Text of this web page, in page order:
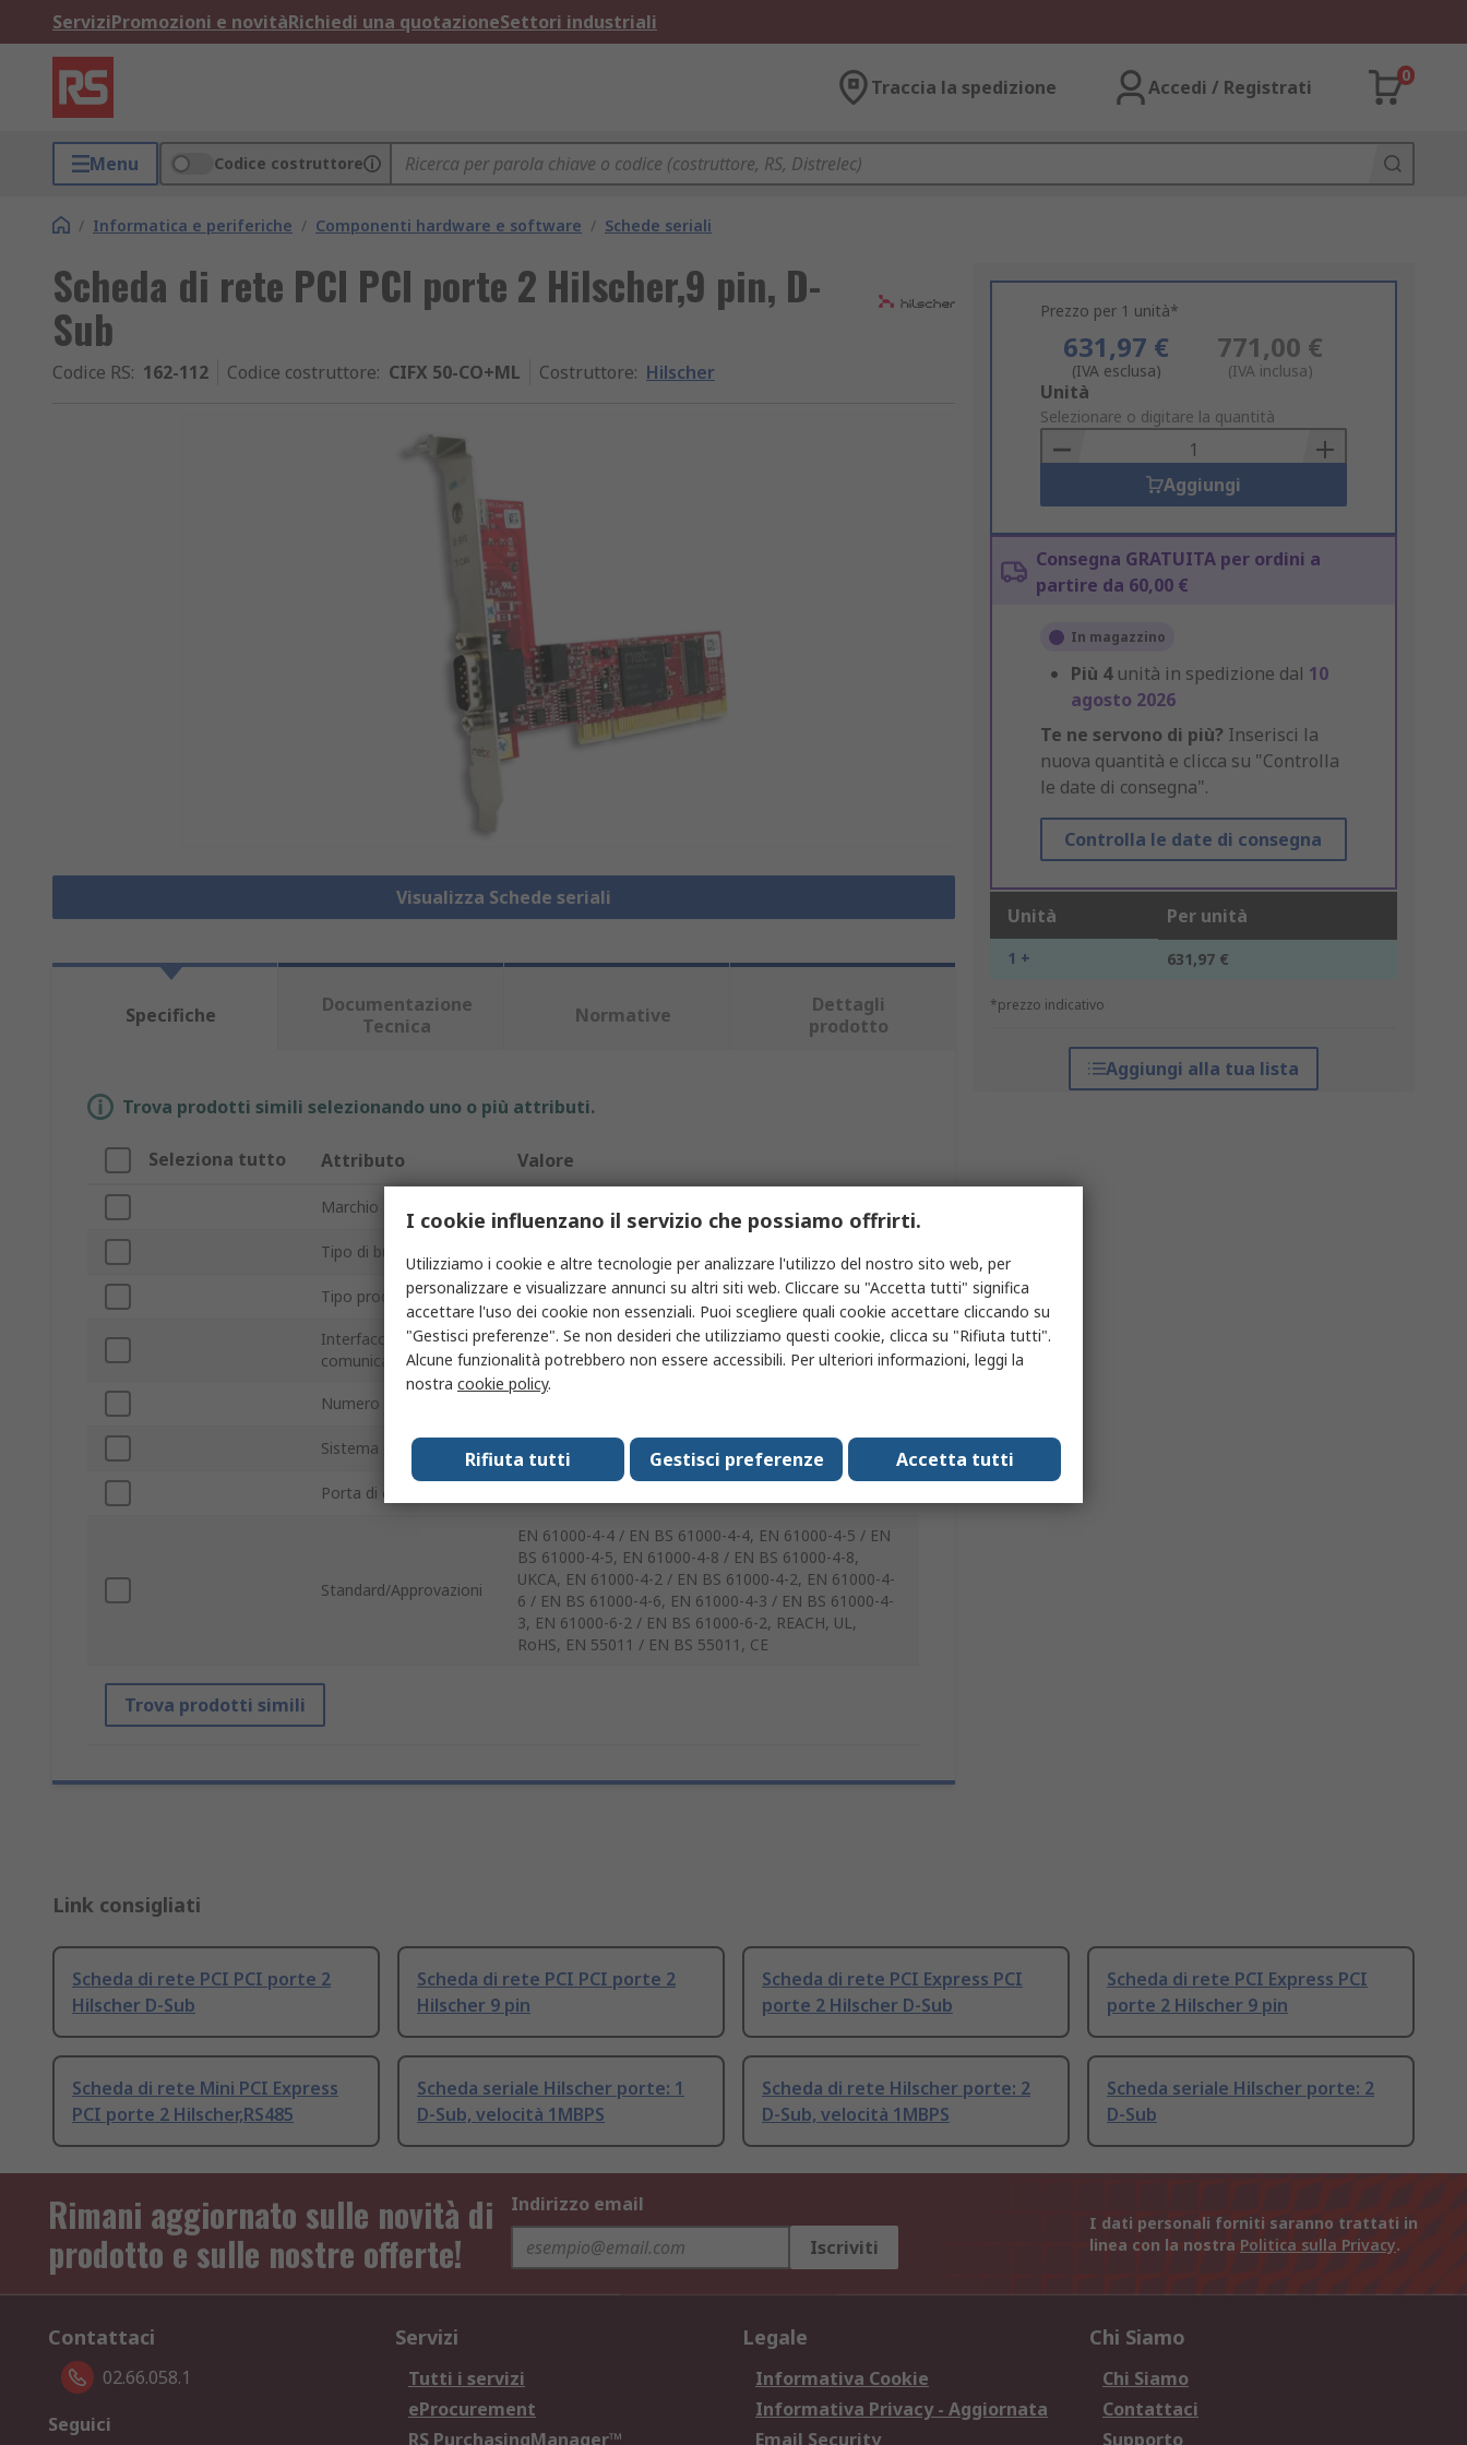
ServiziPromozioni e novitàRichiedi una quotazioneSettori industriali
Traccia la spedizione Accedi / Registrati
0
Menu Codice costruttore
/ Informatica e periferiche / Componenti hardware e software / Schede seriali
Scheda di rete PCI PCI porte 2 Hilscher,9 pin, D-
Sub
Codice RS: 162-112 Codice costruttore: CIFX 50-CO+ML Costruttore: Hilscher
Visualizza Schede seriali
Prezzo per 1 unità*
631,97 €
(IVA esclusa)
771,00 €
(IVA inclusa)
Add
to
Basket
Unità
Selezionare o digitare la quantità
Aggiungi
Consegna GRATUITA per ordini a
partire da 60,00 €
In magazzino
Più 4 unità in spedizione dal 10
agosto 2026
Te ne servono di più? Inserisci la
nuova quantità e clicca su "Controlla
le date di consegna".
Controlla le date di consegna
Unità Per unità
1 + 631,97 €
*prezzo indicativo
Aggiungi alla tua lista
Specifiche
Documentazione
Tecnica
Normative
Dettagli
prodotto
Trova prodotti simili selezionando uno o più attributi.
Seleziona tutto Attributo Valore
Marchio
Tipo di bus
Tipo prodotto Scheda di rete
Interfaccia di
comunicazione
PCI
Numero di porte
Sistema operativo Finestre, Linux, QNX
Porta di connessione
Standard/Approvazioni
EN 61000-4-4 / EN BS 61000-4-4, EN 61000-4-5 / EN
BS 61000-4-5, EN 61000-4-8 / EN BS 61000-4-8,
UKCA, EN 61000-4-2 / EN BS 61000-4-2, EN 61000-4-
6 / EN BS 61000-4-6, EN 61000-4-3 / EN BS 61000-4-
3, EN 61000-6-2 / EN BS 61000-6-2, REACH, UL,
RoHS, EN 55011 / EN BS 55011, CE
Trova prodotti simili
Link consigliati
Scheda di rete PCI PCI porte 2
Hilscher D-Sub
Scheda di rete PCI PCI porte 2
Hilscher 9 pin
Scheda di rete PCI Express PCI
porte 2 Hilscher D-Sub
Scheda di rete PCI Express PCI
porte 2 Hilscher 9 pin
Scheda di rete Mini PCI Express
PCI porte 2 Hilscher,RS485
Scheda seriale Hilscher porte: 1
D-Sub, velocità 1MBPS
Scheda di rete Hilscher porte: 2
D-Sub, velocità 1MBPS
Scheda seriale Hilscher porte: 2
D-Sub
Rimani aggiornato sulle novità di
prodotto e sulle nostre offerte!
Indirizzo email
Iscriviti
I dati personali forniti saranno trattati in
linea con la nostra Politica sulla Privacy.
Contattaci
02.66.058.1
Seguici
Servizi
Tutti i servizi
eProcurement
RS PurchasingManager™
Legale
Informativa Cookie
Informativa Privacy - Aggiornata
Email Security
Chi Siamo
Chi Siamo
Contattaci
Supporto
I cookie influenzano il servizio che possiamo offrirti.
Utilizziamo i cookie e altre tecnologie per analizzare l'utilizzo del nostro sito web, per
personalizzare e visualizzare annunci su altri siti web. Cliccare su "Accetta tutti" significa
accettare l'uso dei cookie non essenziali. Puoi scegliere quali cookie accettare cliccando su
"Gestisci preferenze". Se non desideri che utilizziamo questi cookie, clicca su "Rifiuta tutti".
Alcune funzionalità potrebbero non essere accessibili. Per ulteriori informazioni, leggi la
nostra cookie policy.
Accetta tutti
Gestisci preferenze
Rifiuta tutti